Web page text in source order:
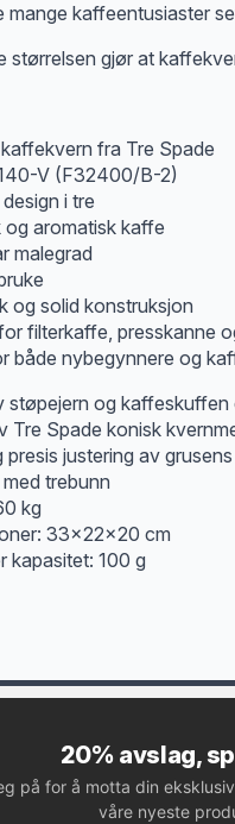
mange kaffeentusiaster
størrelsen gjør at
fra Tre Spade
V (F32400/B-2)
i tre
og aromatisk kaffe
malegrad
og solid konstruksjon
filterkaffe, presskanne
både nybegynnere og
støpejern og kaffeskuffen
Tre Spade konisk
presis justering av
trebunn
kg
33x22x20 cm
kapasitet: 100 g
20% avslag,
på for å motta din
våre nyeste